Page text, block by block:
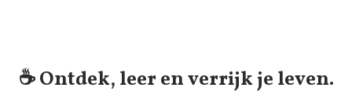
☕️ Ontdek, leer en verrijk je leven.